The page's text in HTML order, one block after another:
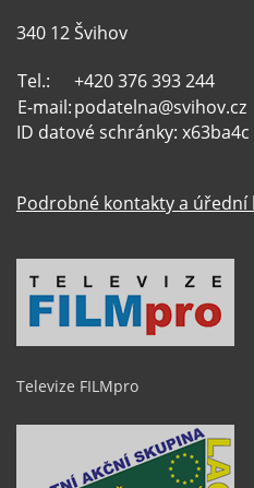
340 12 Švihov
Tel.:
+420 376 393 244
E-mail:podatelna@svihov.cz
ID datové schránky: x63ba4c
Podrobné kontakty a úřední
Televize FILMpro